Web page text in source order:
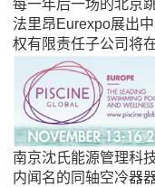
每一年后一场的北京
法里昂Eurexpo展出
权有限责任子公司将
南京沈氏能源管理科
内闻名的同轴空冷器